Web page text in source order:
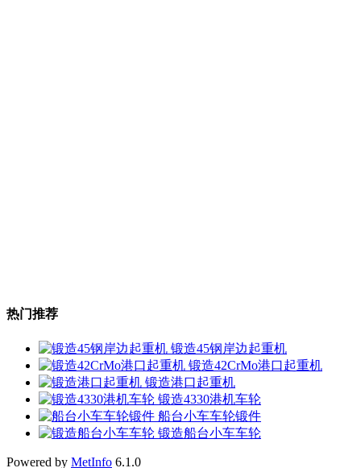
热门推荐
锻造45钢岸边起重机
锻造42CrMo港口起重机
锻造港口起重机
锻造4330港机车轮
船台小车车轮锻件
锻造船台小车车轮
Powered by MetInfo 6.1.0